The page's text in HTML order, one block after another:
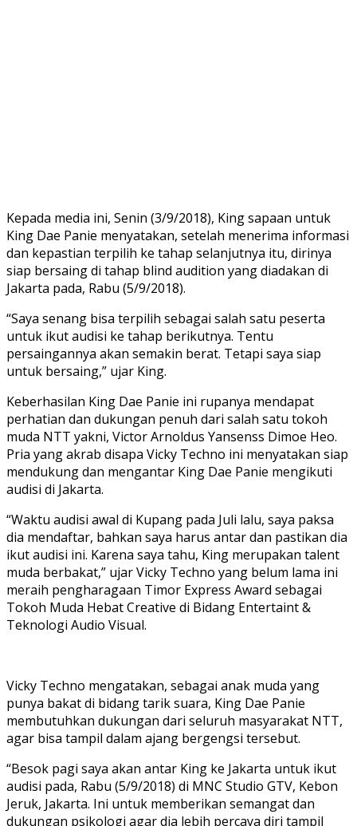
Kepada media ini, Senin (3/9/2018), King sapaan untuk
King Dae Panie menyatakan, setelah menerima informasi
dan kepastian terpilih ke tahap selanjutnya itu, dirinya
siap bersaing di tahap blind audition yang diadakan di
Jakarta pada, Rabu (5/9/2018).
“Saya senang bisa terpilih sebagai salah satu peserta
untuk ikut audisi ke tahap berikutnya. Tentu
persaingannya akan semakin berat. Tetapi saya siap
untuk bersaing,” ujar King.
Keberhasilan King Dae Panie ini rupanya mendapat
perhatian dan dukungan penuh dari salah satu tokoh
muda NTT yakni, Victor Arnoldus Yansenss Dimoe Heo.
Pria yang akrab disapa Vicky Techno ini menyatakan siap
mendukung dan mengantar King Dae Panie mengikuti
audisi di Jakarta.
“Waktu audisi awal di Kupang pada Juli lalu, saya paksa
dia mendaftar, bahkan saya harus antar dan pastikan dia
ikut audisi ini. Karena saya tahu, King merupakan talent
muda berbakat,” ujar Vicky Techno yang belum lama ini
meraih pengharagaan Timor Express Award sebagai
Tokoh Muda Hebat Creative di Bidang Entertaint &
Teknologi Audio Visual.
Vicky Techno mengatakan, sebagai anak muda yang
punya bakat di bidang tarik suara, King Dae Panie
membutuhkan dukungan dari seluruh masyarakat NTT,
agar bisa tampil dalam ajang bergengsi tersebut.
“Besok pagi saya akan antar King ke Jakarta untuk ikut
audisi pada, Rabu (5/9/2018) di MNC Studio GTV, Kebon
Jeruk, Jakarta. Ini untuk memberikan semangat dan
dukungan psikologi agar dia lebih percaya diri tampil